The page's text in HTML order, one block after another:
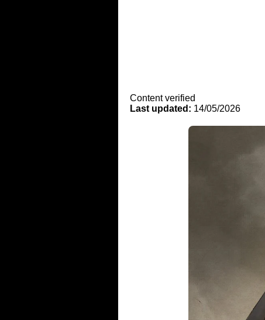
Content verified
Last updated: 14/05/2026